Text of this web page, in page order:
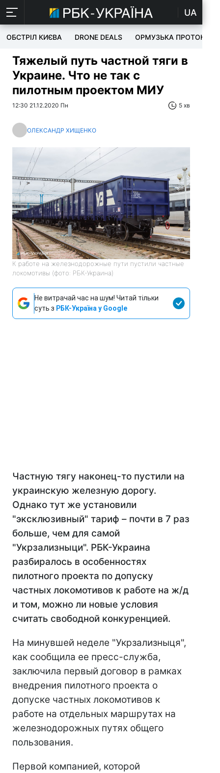
UA
ОБСТРІЛ КИЄВА DRONE DEALS ОРМУЗЬКА ПРОТОКА
Тяжелый путь частной тяги в
Украине. Что не так с
пилотным проектом МИУ
12:30 21.12.2020 Пн 5 хв
ОЛЕКСАНДР ХИЩЕНКО
К работе на железнодорожные пути пустили частные
локомотивы (фото: РБК-Украина)
Не витрачай час на шум! Читай тільки
суть з РБК-Україна у Google
Частную тягу наконец-то пустили на
украинскую железную дорогу.
Однако тут же установили
"эксклюзивный" тариф – почти в 7 раз
больше, чем для самой
"Укрзализныци". РБК-Украина
разбиралось в особенностях
пилотного проекта по допуску
частных локомотивов к работе на ж/д
и том, можно ли новые условия
считать свободной конкуренцией.
На минувшей неделе "Укрзализныця",
как сообщила ее пресс-служба,
заключила первый договор в рамках
внедрения пилотного проекта о
допуске частных локомотивов к
работе на отдельных маршрутах на
железнодорожных путях общего
пользования.
Первой компанией, которой